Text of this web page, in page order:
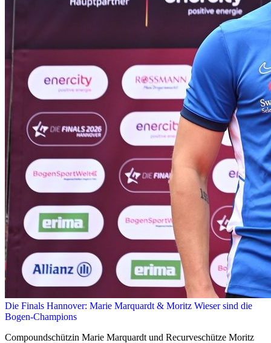
Die Finals Hannover: Marie Marquardt & Moritz Wieser sind die
Bogen-Champions
Compoundschützin Marie Marquardt und Recurveschütze Moritz